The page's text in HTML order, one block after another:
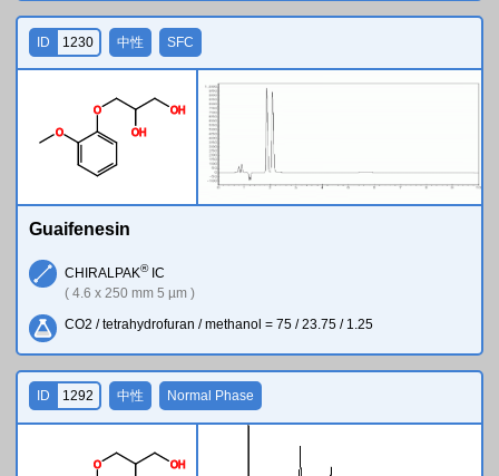
O
O
OH
OH
ID 1230 中性 SFC
Guaifenesin
CHIRALPAK®IC
( 4.6 x 250 mm 5 µm )
CO2 / tetrahydrofuran / methanol = 75 / 23.75 / 1.25
O
OH
ID 1292 中性 Normal Phase